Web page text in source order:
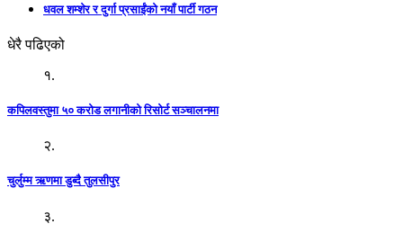
धवल शम्शेर र दुर्गा प्रसाईंको नयाँ पार्टी गठन
धेरै पढिएको
१.
कपिलवस्तुमा ५० करोड लगानीको रिसोर्ट सञ्चालनमा
२.
चुर्लुम्म ऋणमा डुब्दै तुलसीपुर
३.